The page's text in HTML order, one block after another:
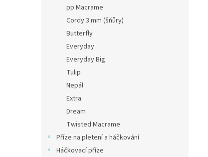
pp Macrame
Cordy 3 mm (šňůry)
Butterfly
Everyday
Everyday Big
Tulip
Nepál
Extra
Dream
Twisted Macrame
Příze na pletení a háčkování
Háčkovací příze